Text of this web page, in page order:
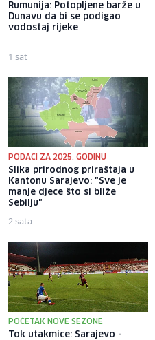
Rumunija: Potopljene barže u
Dunavu da bi se podigao
vodostaj rijeke
1 sat
PODACI ZA 2025. GODINU
Slika prirodnog priraštaja u
Kantonu Sarajevo: "Sve je
manje djece što si bliže
Sebilju"
2 sata
POČETAK NOVE SEZONE
Tok utakmice: Sarajevo -